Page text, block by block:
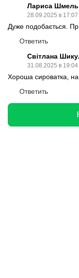
Лариса Шмель
28.09.2025 в 17:07
Дуже подобається.
Ответить
Світлана
31.08.2025 в 19:04
Хороша сироватка, на
Ответить